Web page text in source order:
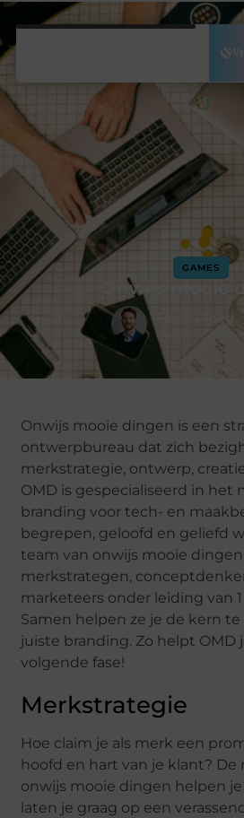
GAMES
Onwijs mooie
Frank Ploeg
Creatief
Onwijs mooie dingen is een
ontwerpbureau dat zich
merkstrategie, ontwerp,
OMD is gespecialiseerd in het
branding voor tech- en
begrepen, geloofd en geliefd
team van onwijs mooie
merkstrategen,
marketeers onder leiding van
Samen helpen ze je de kern
juiste branding. Zo helpt OMD
volgende fase!
Merkstrategie
Hoe claim je als merk een
hoofd en hart van je klant?
onwijs mooie dingen helpen je
laten je graag op een